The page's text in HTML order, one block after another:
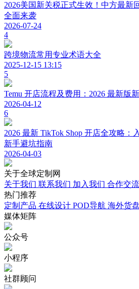
2026美国新关税正式生效！中方最新
全面来袭
2026-07-24
4
跨境物流常用专业术语大全
2025-12-15 13:15
5
Temu 开店流程及费用：2026 最新版
2026-04-12
6
2026 最新 TikTok Shop 开店全攻略：
新手避坑指南
2026-04-03
关于全球定制网
关于我们 联系我们 加入我们 合作交流
热门推荐
定制产品 在线设计 POD导航 海外货盘
媒体矩阵
公众号
小程序
社群顾问